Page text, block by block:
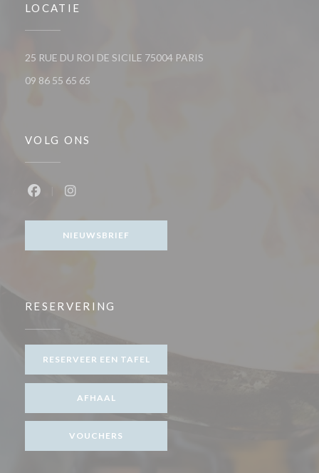
LOCATIE
25 RUE DU ROI DE SICILE 75004 PARIS
09 86 55 65 65
VOLG ONS
NIEUWSBRIEF
RESERVERING
RESERVEER EEN TAFEL
AFHAAL
VOUCHERS